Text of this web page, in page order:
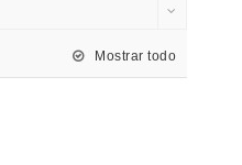
Mostrar todo